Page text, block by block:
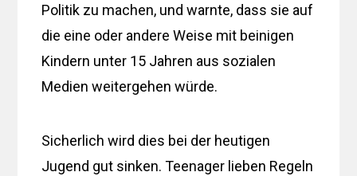
Politik zu machen, und warnte, dass sie auf
die eine oder andere Weise mit beinigen
Kindern unter 15 Jahren aus sozialen
Medien weitergehen würde.
Sicherlich wird dies bei der heutigen
Jugend gut sinken. Teenager lieben Regeln